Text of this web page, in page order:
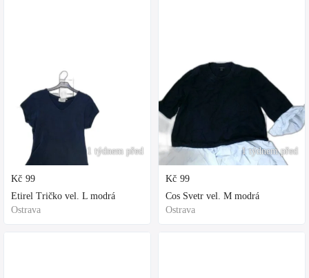
1 týdnem před
Kč 99
Etirel Tričko vel. L modrá
Ostrava
1 týdnem před
Kč 99
Cos Svetr vel. M modrá
Ostrava